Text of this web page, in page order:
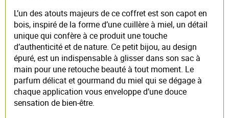
L’un des atouts majeurs de ce coffret est son capot en
bois, inspiré de la forme d’une cuillère à miel, un détail
unique qui confère à ce produit une touche
d’authenticité et de nature. Ce petit bijou, au design
épuré, est un indispensable à glisser dans son sac à
main pour une retouche beauté à tout moment. Le
parfum délicat et gourmand du miel qui se dégage à
chaque application vous enveloppe d’une douce
sensation de bien-être.